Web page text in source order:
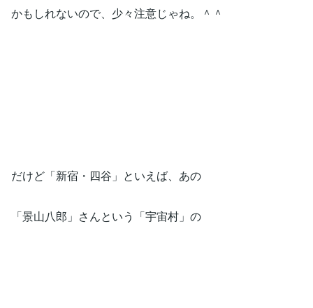
かもしれないので、少々注意じゃね。＾＾
だけど「新宿・四谷」といえば、あの
「景山八郎」さんという「宇宙村」の